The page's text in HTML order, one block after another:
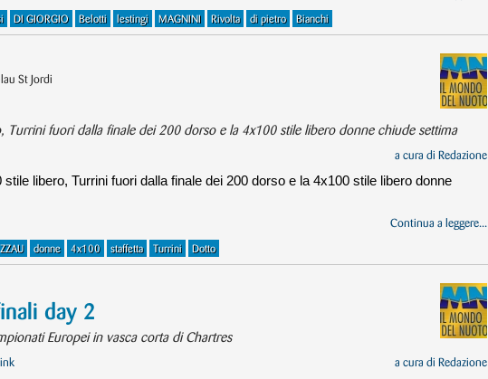
DI GIORGIO Belotti lestingi MAGNINI Rivolta di pietro Bianchi
St Jordi
Turrini fuori dalla finale dei 200 dorso e la 4x100 stile libero donne chiude settima
a cura di Redazione
libero, Turrini fuori dalla finale dei 200 dorso e la 4x100 stile libero donne
Continua a leggere...
donne 4x100 staffetta Turrini Dotto
day 2
Europei in vasca corta di Chartres
a cura di Redazione